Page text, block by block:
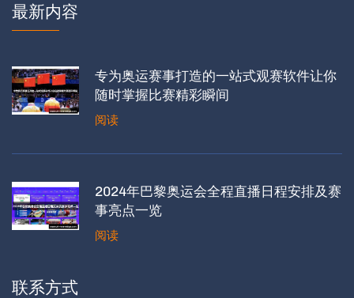
最新内容
专为奥运赛事打造的一站式观赛软件让你
随时掌握比赛精彩瞬间
阅读
2024年巴黎奥运会全程直播日程安排及赛
事亮点一览
阅读
联系方式